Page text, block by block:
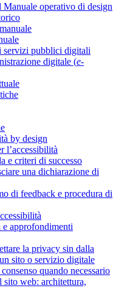
Manuale operativo di design
servizi pubblici digitali
digitale (e-
by design
l’accessibilità
e criteri di successo
una dichiarazione di
di feedback e procedura di
approfondimenti
la privacy sin dalla
sito o servizio digitale
quando necessario
sito web: architettura,